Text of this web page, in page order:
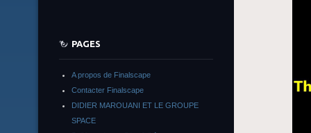
PAGES
A propos de Finalscape
Contacter Finalscape
DIDIER MAROUANI ET LE GROUPE
SPACE